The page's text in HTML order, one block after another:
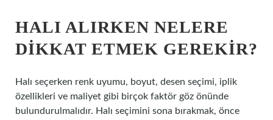
HALI ALIRKEN NELERE
DIKKAT ETMEK GEREKIR?
Halı seçerken renk uyumu, boyut, desen seçimi, iplik
özellikleri ve maliyet gibi birçok faktör göz önünde
bulundurulmalıdır. Halı seçimini sona bırakmak, önce